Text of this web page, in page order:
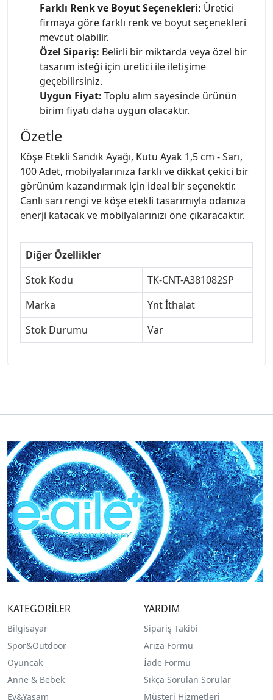
Farklı Renk ve Boyut Seçenekleri: Üretici
firmaya göre farklı renk ve boyut seçenekleri
mevcut olabilir.
Özel Sipariş: Belirli bir miktarda veya özel bir
tasarım isteği için üretici ile iletişime
geçebilirsiniz.
Uygun Fiyat: Toplu alım sayesinde ürünün
birim fiyatı daha uygun olacaktır.
Özetle
Köşe Etekli Sandık Ayağı, Kutu Ayak 1,5 cm - Sarı,
100 Adet, mobilyalarınıza farklı ve dikkat çekici bir
görünüm kazandırmak için ideal bir seçenektir.
Canlı sarı rengi ve köşe etekli tasarımıyla odanıza
enerji katacak ve mobilyalarınızı öne çıkaracaktır.
Diğer Özellikler
Stok Kodu
TK-CNT-A381082SP
Marka
Ynt İthalat
Stok Durumu
Var
KATEGORİLER
Bilgisayar
Spor&Outdoor
Oyuncak
Anne & Bebek
Ev&Yaşam
YARDIM
Sipariş Takibi
Arıza Formu
İade Formu
Sıkça Sorulan Sorular
Müşteri Hizmetleri